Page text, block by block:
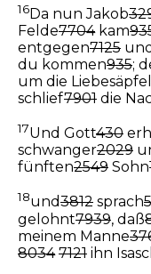
16Da nun Jakob
Felde7704kam
entgegen7125
du kommen935;
um die Liebesäpfel
schlief7901 die
17Und Gott430
schwanger2029
fünften2549 Sohn
18und3812 sprach
gelohnt7939, daß
meinem Manne
8034 7121 ihn